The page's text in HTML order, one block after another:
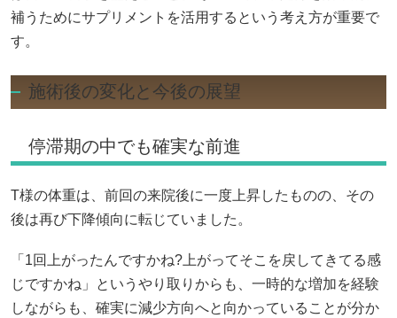
補うためにサプリメントを活用するという考え方が重要で
す。
施術後の変化と今後の展望
停滞期の中でも確実な前進
T様の体重は、前回の来院後に一度上昇したものの、その
後は再び下降傾向に転じていました。
「1回上がったんですかね?上がってそこを戻してきてる感
じですかね」というやり取りからも、一時的な増加を経験
しながらも、確実に減少方向へと向かっていることが分か